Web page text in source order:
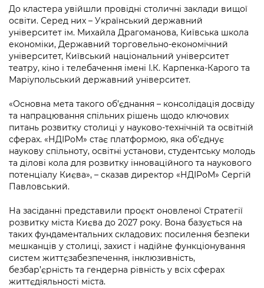
Підприємства, установи, організації
Kyiv International Relations
Річні звіти
Гендерна політика
Безбар'єрність
Київська міська військова адміністрація
Портал Захисників та Захисниць
Безбар'єрність
Портал послуг
Важливе під час воєнного стану
Уряд» – місцевий рівень»
Важливе під час воєнного стану
Про відкриті дані
Портал даних Києва
Публічні дашборди
До кластера увійшли провідні столичні заклади вищої
освіти. Серед них – Український державний
університет ім. Михайла Драгоманова, Київська школа
економіки, Державний торговельно-економічний
університет, Київський національний університет
театру, кіно і телебачення імені І.К. Карпенка-Карого та
Маріупольський державний університет.
«Основна мета такого об’єднання – консолідація досвіду
та напрацювання спільних рішень щодо ключових
питань розвитку столиці у науково-технічній та освітній
сферах. «НДІРоМ» стає платформою, яка об’єднує
наукову спільноту, освітні установи, студентську молодь
та ділові кола для розвитку інноваційного та наукового
потенціалу Києва», – сказав директор «НДІРоМ» Сергій
Павловський.
На засіданні представили проєкт оновленої Стратегії
розвитку міста Києва до 2027 року. Вона базується на
таких фундаментальних складових: посилення безпеки
мешканців у столиці, захист і надійне функціонування
систем життєзабезпечення, інклюзивність,
безбар’єрність та гендерна рівність у всіх сферах
життєдіяльності міста.